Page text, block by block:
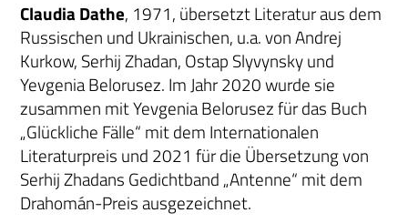
Claudia Dathe, 1971, übersetzt Literatur aus dem
Russischen und Ukrainischen, u.a. von Andrej
Kurkow, Serhij Zhadan, Ostap Slyvynsky und
Yevgenia Belorusez. Im Jahr 2020 wurde sie
zusammen mit Yevgenia Belorusez für das Buch
„Glückliche Fälle“ mit dem Internationalen
Literaturpreis und 2021 für die Übersetzung von
Serhij Zhadans Gedichtband „Antenne“ mit dem
Drahomán-Preis ausgezeichnet.